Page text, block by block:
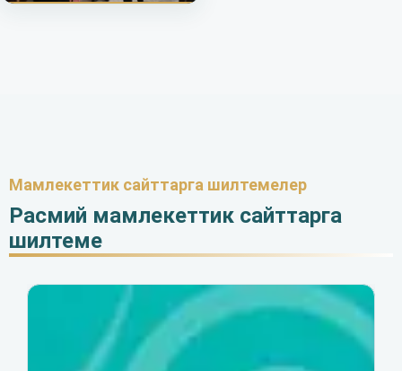
Мамлекеттик сайттарга шилтемелер
Расмий мамлекеттик сайттарга
шилтеме